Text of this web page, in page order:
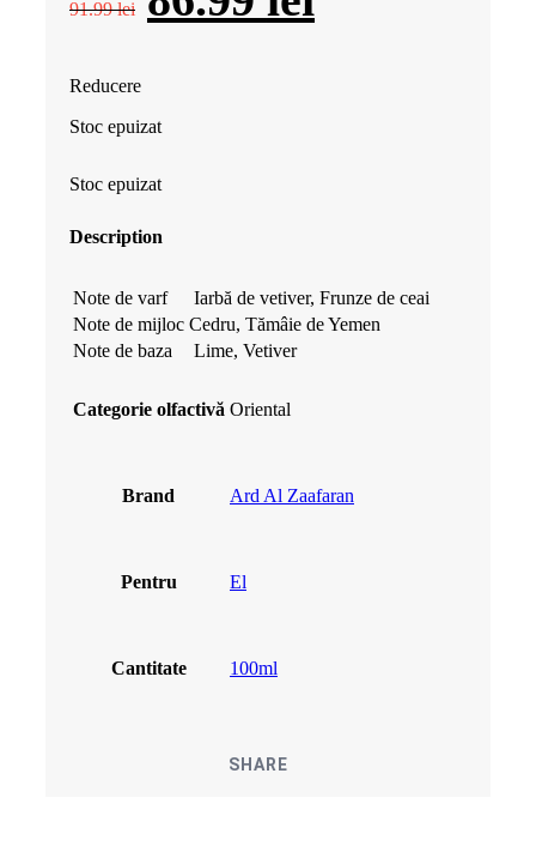
91.99lei
a
fost:
91.99 lei.
Reducere
Stoc epuizat
Stoc epuizat
Description
Note de varf
Iarbă de vetiver, Frunze de ceai
Note de mijloc Cedru, Tămâie de Yemen
Note de baza
Lime, Vetiver
Categorie olfactivă Oriental
Brand Ard Al Zaafaran
Pentru El
Cantitate 100ml
SHARE